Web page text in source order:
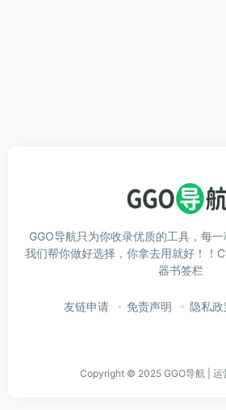
GGO导航只为你收录优质的工具，每
我们帮你做好选择，你拿去用就好！！
器书签栏
友链申请 免责声明 隐私政
Copyright © 2025 GGO导航 | 运